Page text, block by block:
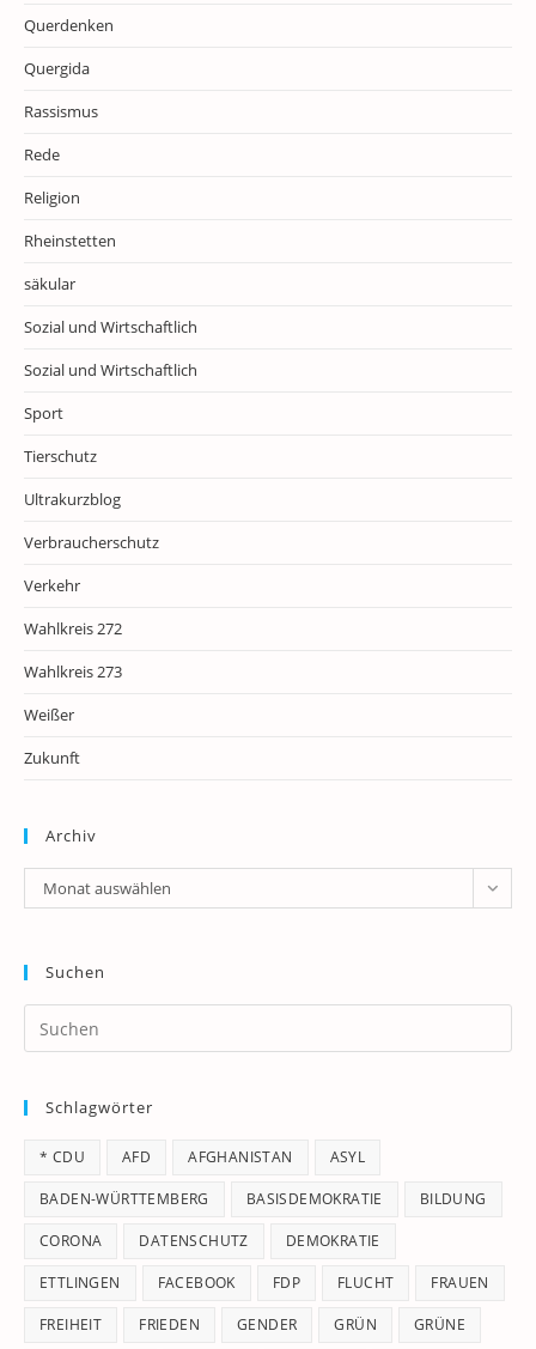
Querdenken
Quergida
Rassismus
Rede
Religion
Rheinstetten
säkular
Sozial und Wirtschaftlich
Sozial und Wirtschaftlich
Sport
Tierschutz
Ultrakurzblog
Verbraucherschutz
Verkehr
Wahlkreis 272
Wahlkreis 273
Weißer
Zukunft
Archiv
Archiv
Monat auswählen
Suchen
Schlagwörter
* CDU AFD AFGHANISTAN ASYL
BADEN-WÜRTTEMBERG BASISDEMOKRATIE BILDUNG
CORONA DATENSCHUTZ DEMOKRATIE
ETTLINGEN FACEBOOK FDP FLUCHT FRAUEN
FREIHEIT FRIEDEN GENDER GRÜN GRÜNE